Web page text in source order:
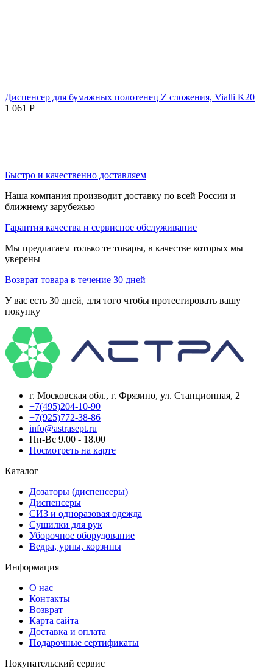
Диспенсер для бумажных полотенец Z сложения, Vialli K20
1 061 Р
Быстро и качественно доставляем
Наша компания производит доставку по всей России и
ближнему зарубежью
Гарантия качества и сервисное обслуживание
Мы предлагаем только те товары, в качестве которых мы
уверены
Возврат товара в течение 30 дней
У вас есть 30 дней, для того чтобы протестировать вашу
покупку
г. Московская обл., г. Фрязино, ул. Станционная, 2
+7(495)204-10-90
+7(925)772-38-86
info@astrasept.ru
Пн-Вс 9.00 - 18.00
Посмотреть на карте
Каталог
Дозаторы (диспенсеры)
Диспенсеры
СИЗ и одноразовая одежда
Сушилки для рук
Уборочное оборудование
Ведра, урны, корзины
Информация
О нас
Контакты
Возврат
Карта сайта
Доставка и оплата
Подарочные сертификаты
Покупательский сервис